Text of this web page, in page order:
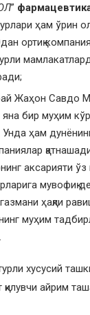
”
ҳам ўрин
ортиқ
Жаҳон Савдо
яна бир муҳим
Унда ҳам
аксарияти ўз
мувофиқ
ҳақли
муҳим
хусусий
айрим